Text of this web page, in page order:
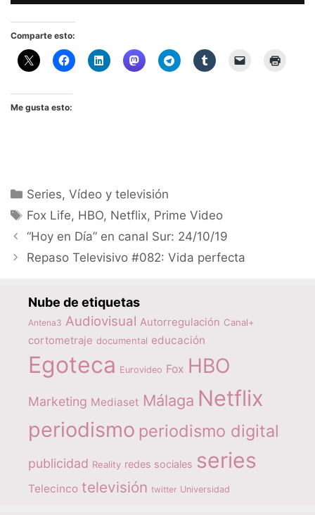
Comparte esto:
Me gusta esto:
Categorías
Series,Vídeo y televisión
Etiquetas
Fox Life, HBO, Netflix, Prime Video
“Hoy en Día” en canal Sur: 24/10/19
Repaso Televisivo #082: Vida perfecta
Nube de etiquetas
Antena3 Audiovisual Autorregulación Canal+
cortometraje documental educación
Egoteca Eurovideo Fox HBO
Marketing Mediaset Málaga Netflix
periodismo periodismo digital
publicidad Reality redes sociales series
Telecinco televisión twitter Universidad